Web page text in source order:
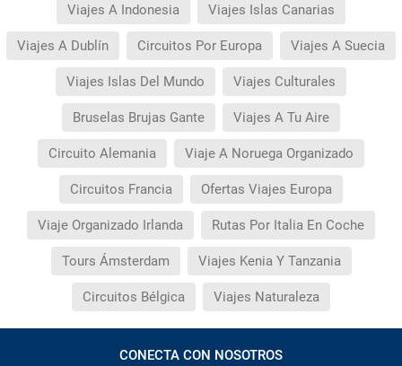
Viajes A Indonesia Viajes Islas Canarias
Viajes A Dublín Circuitos Por Europa Viajes A Suecia
Viajes Islas Del Mundo Viajes Culturales
Bruselas Brujas Gante Viajes A Tu Aire
Circuito Alemania Viaje A Noruega Organizado
Circuitos Francia Ofertas Viajes Europa
Viaje Organizado Irlanda Rutas Por Italia En Coche
Tours Ámsterdam Viajes Kenia Y Tanzania
Circuitos Bélgica Viajes Naturaleza
CONECTA CON NOSOTROS